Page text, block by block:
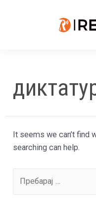
It seems we can’t find
searching can help.